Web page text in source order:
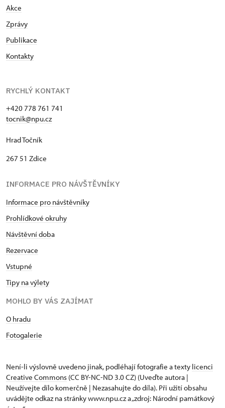
Akce
Zprávy
Publikace
Kontakty
RYCHLÝ KONTAKT
+420 778 761 741
tocnik@npu.cz
Hrad Točník
267 51 Zdice
INFORMACE PRO NÁVŠTĚVNÍKY
Informace pro návštěvníky
Prohlídkové okruhy
Návštěvní doba
Rezervace
Vstupné
Tipy na výlety
MOHLO BY VÁS ZAJÍMAT
O hradu
Fotogalerie
Není-li výslovně uvedeno jinak, podléhají fotografie a texty licenci
Creative Commons (CC BY-NC-ND 3.0 CZ) (Uveďte autora |
Neužívejte dílo komerčně | Nezasahujte do díla). Při užití obsahu
uvádějte odkaz na stránky www.npu.cz a „zdroj: Národní památkový